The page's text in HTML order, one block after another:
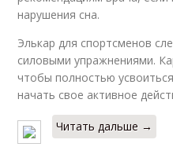
нарушения сна.
Элькар для спортсменов
силовыми упражнениями.
чтобы полностью
начать свое активное
Читать дальше →